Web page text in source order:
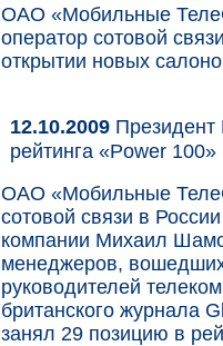
ОАО «Мобильные
оператор сотовой
открытии новых
12.10.2009 Президент
рейтинга «Power 100»
ОАО «Мобильные
сотовой связи в
компании Михаил
менеджеров,
руководителей
британского журнала
занял 29 позицию в